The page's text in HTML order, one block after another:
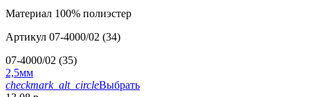
Материал 100% полиэстер
Артикул 07-4000/02 (34)
07-4000/02 (35)
2,5мм
checkmark_alt_circleВыбрать